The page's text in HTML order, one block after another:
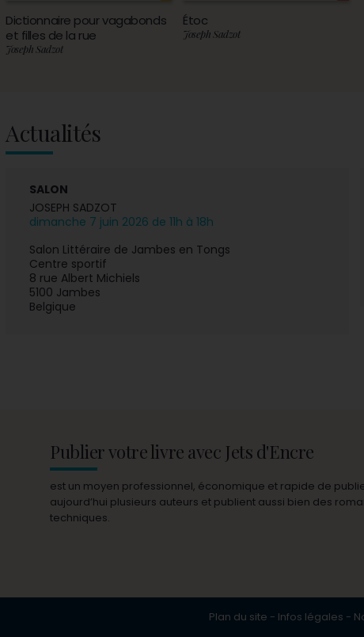
Dictionnaire pour vagabonds
et filles de la rue
Joseph Sadzot
Étoc
Joseph Sadzot
Actualités
SALON
JOSEPH SADZOT
dimanche 7 juin 2026 de 11h à 18h
Salon Littéraire de Jambes en Tongs
Centre sportif
8 rue Albert Michiels
5100 Jambes
Belgique
Publier votre livre avec Jets d'Encre
est un moyen professionnel, économique et rapide de
aujourd’hui plusieurs auteurs et publient aussi bien des
techniques.
Plan du site - Infos légales -